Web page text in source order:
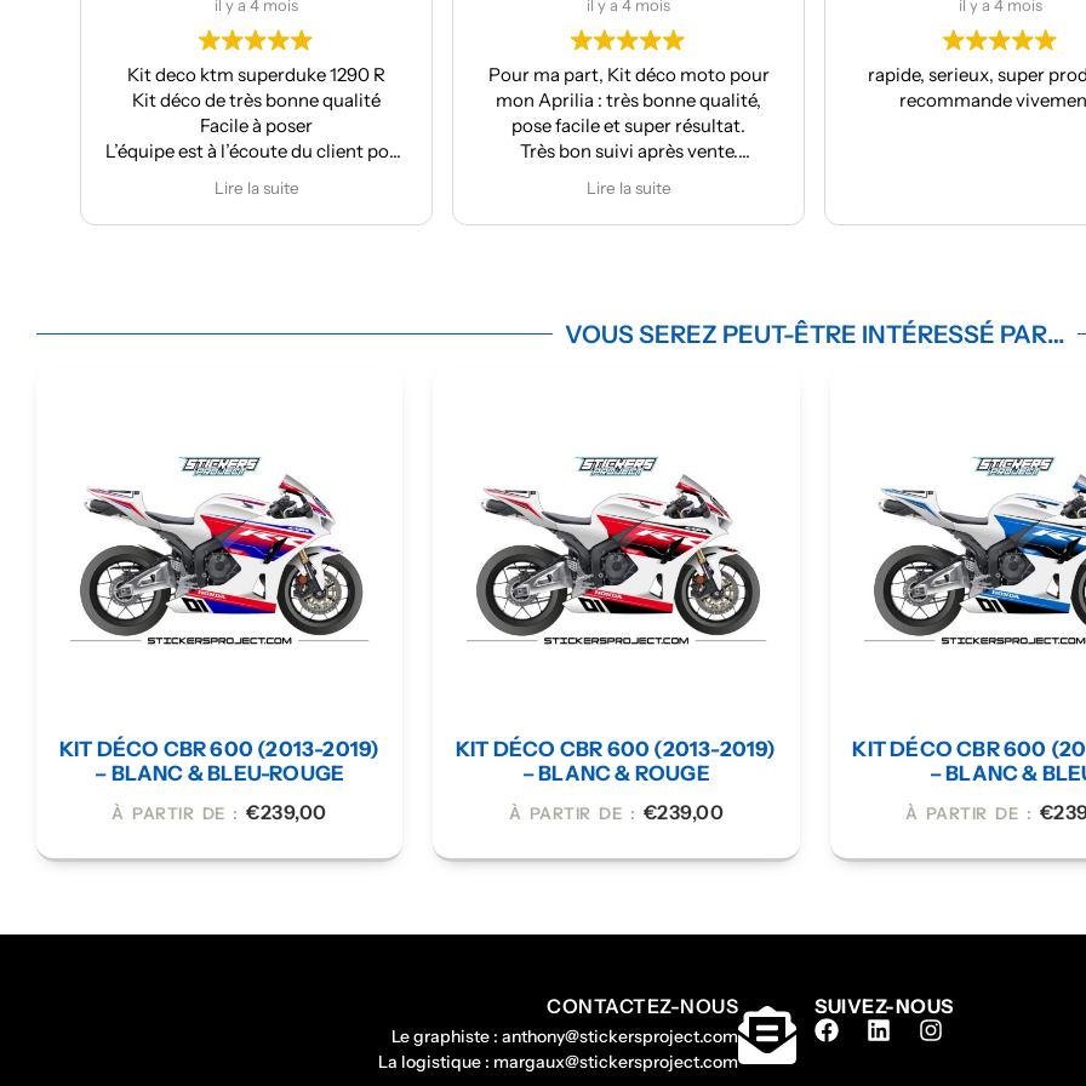
deco ktm superduke 1290 R
déco de très bonne qualité
est à l’écoute du client pour
Pour ma part, Kit déco moto pour
mon Aprilia : très bonne qualité,
pose facile et super résultat.
Très bon suivi après vente.
rapide, serieux, super produit, je
recommande vivement !
VOUS SEREZ PEUT-ÊTRE INTÉRESSÉ PAR…
KIT DÉCO CBR 600 (2013-2019)
– BLANC & BLEU-ROUGE
À PARTIR DE :€239,00
KIT DÉCO CBR 600 (2013-2019)
– BLANC & ROUGE
À PARTIR DE : €239,00
KIT DÉCO CBR 600
– BLANC &
À PARTIR DE : €
CONTACTEZ-NOUS
Le graphiste : anthony@stickersproject.com
La logistique : margaux@stickersproject.com
SUIVEZ-NOUS